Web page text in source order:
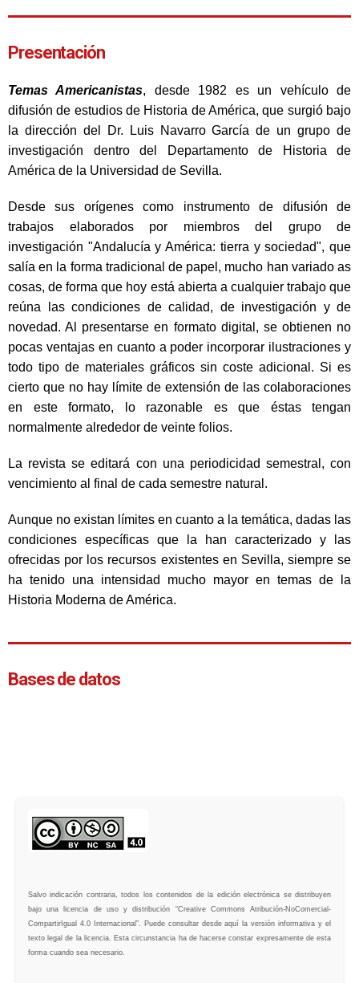
Presentación
Temas Americanistas, desde 1982 es un vehículo de
difusión de estudios de Historia de América, que surgió bajo
la dirección del Dr. Luis Navarro García de un grupo de
investigación dentro del Departamento de Historia de
América de la Universidad de Sevilla.
Desde sus orígenes como instrumento de difusión de
trabajos elaborados por miembros del grupo de
investigación "Andalucía y América: tierra y sociedad", que
salía en la forma tradicional de papel, mucho han variado as
cosas, de forma que hoy está abierta a cualquier trabajo que
reúna las condiciones de calidad, de investigación y de
novedad. Al presentarse en formato digital, se obtienen no
pocas ventajas en cuanto a poder incorporar ilustraciones y
todo tipo de materiales gráficos sin coste adicional. Si es
cierto que no hay límite de extensión de las colaboraciones
en este formato, lo razonable es que éstas tengan
normalmente alrededor de veinte folios.
La revista se editará con una periodicidad semestral, con
vencimiento al final de cada semestre natural.
Aunque no existan límites en cuanto a la temática, dadas las
condiciones específicas que la han caracterizado y las
ofrecidas por los recursos existentes en Sevilla, siempre se
ha tenido una intensidad mucho mayor en temas de la
Historia Moderna de América.
Bases de datos
Salvo indicación contraria, todos los contenidos de la edición electrónica se distribuyen
bajo una licencia de uso y distribución “Creative Commons Atribución-NoComercial-
CompartirIgual 4.0 Internacional”. Puede consultar desde aquí la versión informativa y el
texto legal de la licencia. Esta circunstancia ha de hacerse constar expresamente de esta
forma cuando sea necesario.